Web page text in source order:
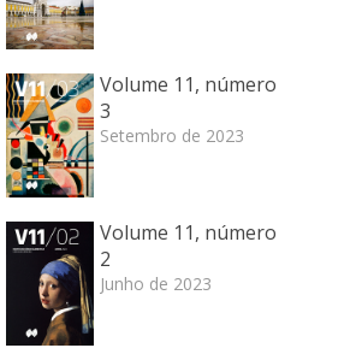
Volume 11, número
3
Setembro de 2023
Volume 11, número
2
Junho de 2023